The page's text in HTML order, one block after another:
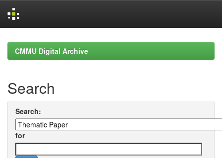
navigationCMMU Digital Archive
Search
Search:
for